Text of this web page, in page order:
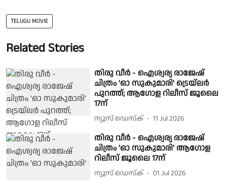
TELUGU MOVIE
Related Stories
തിരു വീർ - ഐശ്വര്യ രാജേഷ്
ചിത്രം 'ഓ സുകുമാരി' ട്രെയ്‌ലർ
പുറത്ത്; ആഗോള റിലീസ് ജൂലൈ
17ന്
ന്യൂസ് ഡെസ്ക് 11 Jul 2026
തിരു വീർ - ഐശ്വര്യ രാജേഷ്
ചിത്രം 'ഓ സുകുമാരി' ആഗോള
റിലീസ് ജൂലൈ 17ന്
ന്യൂസ് ഡെസ്ക് 01 Jul 2026